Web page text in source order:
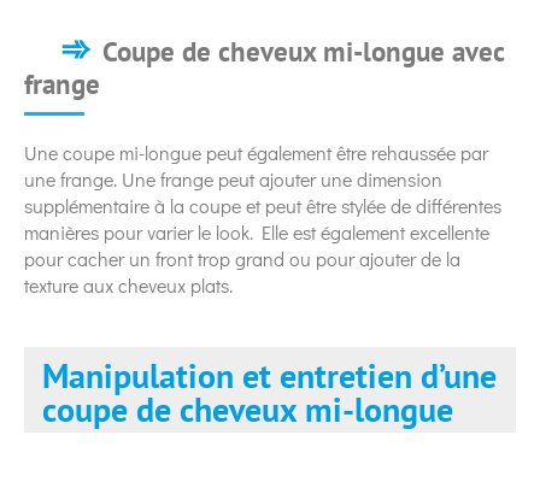
Coupe de cheveux mi-longue avec
frange
Une coupe mi-longue peut également être rehaussée par
une frange. Une frange peut ajouter une dimension
supplémentaire à la coupe et peut être stylée de différentes
manières pour varier le look. Elle est également excellente
pour cacher un front trop grand ou pour ajouter de la
texture aux cheveux plats.
Manipulation et entretien d’une
coupe de cheveux mi-longue